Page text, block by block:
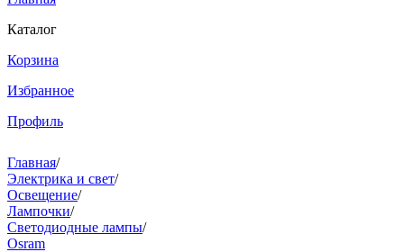
Каталог
Корзина
Избранное
Профиль
Главная/
Электрика и свет/
Освещение/
Лампочки/
Светодиодные лампы/
Osram